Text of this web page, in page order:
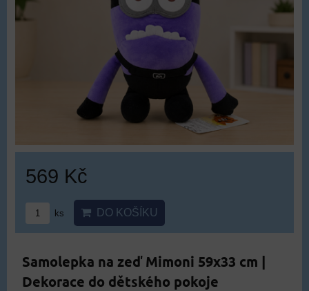
569 Kč
ks DO KOŠÍKU
Samolepka na zeď Mimoni 59x33 cm |
Dekorace do dětského pokoje